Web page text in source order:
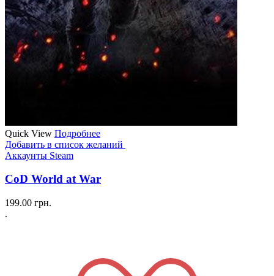
Quick View Подробнее
Добавить в список желаний
Аккаунты Steam
CoD World at War
199.00 грн.
.